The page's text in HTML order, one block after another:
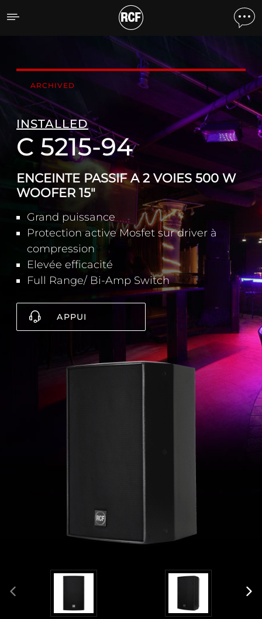
C 5215-94 ENCEINTE
ARCHIVED
INSTALLED
C 5215-94
ENCEINTE PASSIF A 2 VOIES 500 W
WOOFER 15"
Grand puissance
Protection active Mosfet sur driver à
compression
Elevée efficacité
Full Range/ Bi-Amp Switch
APPUI